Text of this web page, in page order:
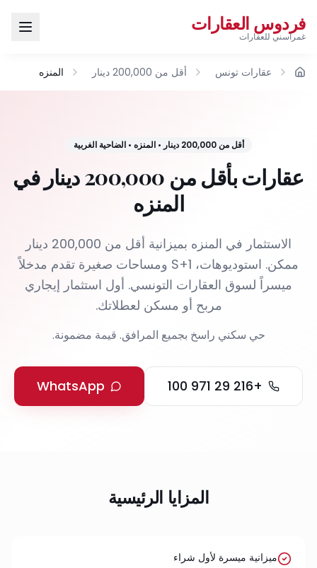
فردوس العقارات
غمراسني للعقارات
الرئيسية عقارات تونس أقل من 200,000 دينار المنزه
أقل من 200,000 دينار •المنزه •الضاحية الغربية
عقارات بأقل من 200,000 دينار في
المنزه
الاستثمار في المنزه بميزانية أقل من 200,000 دينار
ممكن. استوديوهات، S+1 ومساحات صغيرة تقدم مدخلاً
ميسراً لسوق العقارات التونسي. أول استثمار إيجاري
مربح أو مسكن لعطلاتك.
حي سكني راسخ بجميع المرافق. قيمة مضمونة.
WhatsApp +216 29 971 100
المزايا الرئيسية
ميزانية ميسرة لأول شراء